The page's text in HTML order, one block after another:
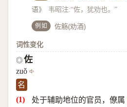
语》
韦昭注:“佐，犹劝也。”
例如
佐觞(劝酒)
词性变化
◎ 佐
zuǒ
名
处于辅助地位的官员，僚属